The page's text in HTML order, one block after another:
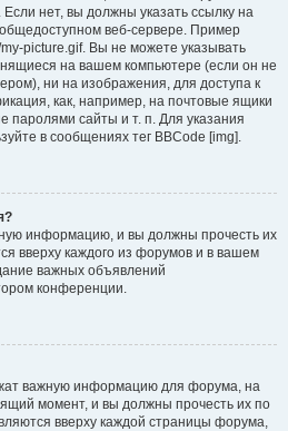
нет, вы должны указать ссылку на
веб-сервере. Пример
picture.gif. Вы не можете указывать
на вашем компьютере (если он не
ни на изображения, для доступа к
как, например, на почтовые ящики
паролями сайты и т. п. Для указания
в сообщениях тег BBCode [img].
информацию, и вы должны прочесть их
вверху каждого из форумов и в вашем
важных объявлений
конференции.
важную информацию для форума, на
момент, и вы должны прочесть их по
вверху каждой страницы форума,